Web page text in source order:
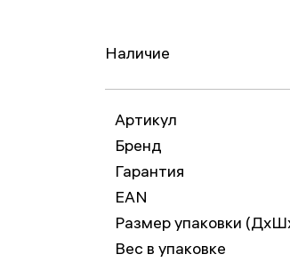
Наличие
Артикул
Бренд
Гарантия
EAN
Размер упаковки
Вес в упаковке